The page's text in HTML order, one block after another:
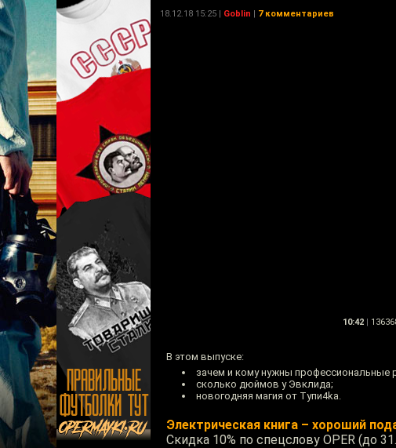
18.12.18 15:25 | Goblin | 7 комментариев
10:42 |
В этом выпуске:
зачем и кому нужны профессиональные
сколько дюймов у Эвклида;
новогодняя магия от Тупи4kа.
Электрическая книга – хороший
Скидка 10% по спецслову OPER (до